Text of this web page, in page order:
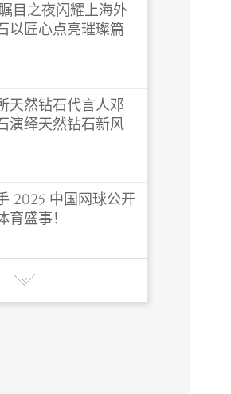
目之夜闪耀上海外
以匠心点亮璀璨篇
天然钻石代言人邓
演绎天然钻石新风
2025 中国网球公开
盛事！
禄” 系列闪耀高考毕